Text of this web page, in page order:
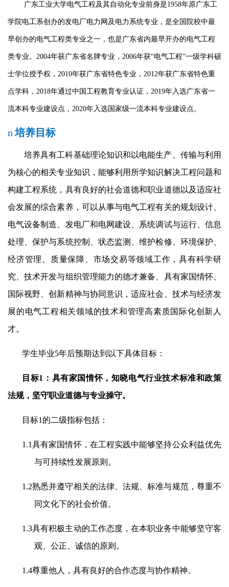
广东工业大学电气工程及其自动化专业前身是1958年原广东工
学院电工系创办的发电厂电力网及电力系统专业，是全国院校中最
早创办的电气工程类专业之一，也是广东省内最早开办的电气工程
类专业。 2004年获广东省名牌专业， 2006年获“电气工程”一级学科硕
士学位授予权， 2010年获广东省特色专业， 2012年获广东省特色重
点学科， 2018年通过中国工程教育专业认证， 2019年入选广东省一
流本科专业建设点， 2020年入选国家级一流本科专业建设点。
n 培养目标
培养具有工科基础理论知识和以电能生产、传输与利用
为核心的相关专业知识，能够利用所学知识解决工程问题和
构建工程系统，具有良好的社会道德和职业道德以及适应社
会发展的综合素养，可以从事与电气工程有关的规划设计、
电气设备制造、发电厂和电网建设、系统调试与运行、信息
处理、保护与系统控制、状态监测、维护检修、环境保护、
经济管理、质量保障、市场交易等领域工作，具有科学研
究、技术开发与组织管理能力的德才兼备、具有家国情怀、
国际视野、创新精神与协同意识，适应社会、技术与经济发
展的电气工程相关领域的技术和管理高素质国际化创新人
才。
学生毕业5年后预期达到以下具体目标：
目标1 ：具有家国情怀，知晓电气行业技术标准和政策
法规，坚守职业道德与专业操守。
目标1 的二级指标包括：
1.1具有家国情怀，在工程实践中能够坚持公众利益优先
与可持续性发展原则。
1.2熟悉并遵守相关的法律、法规、标准与规范，尊重不
同文化下的社会价值。
1.3具有积极主动的工作态度，在本职业务中能够坚守客
观、公正、诚信的原则。
1.4尊重他人，具有良好的合作态度与协作精神。